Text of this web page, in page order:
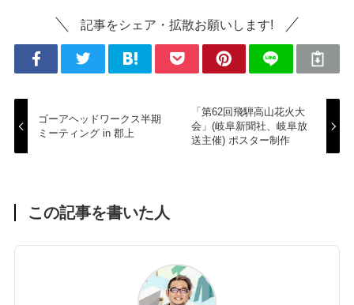
記事をシェア・拡散お願いします!
ゴーアヘッドワークス半期
ミーティング in 郡上
「第62回飛騨高山花火大
会」(岐阜新聞社、岐阜放
送主催) ポスター制作
この記事を書いた人